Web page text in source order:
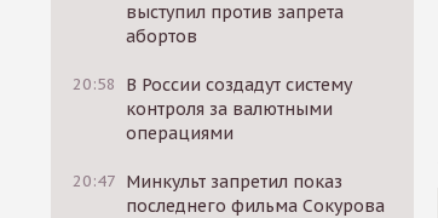
выступил против запрета
абортов
20:58
В России создадут систему
контроля за валютными
операциями
20:47 Минкульт запретил показ
последнего фильма Сокурова